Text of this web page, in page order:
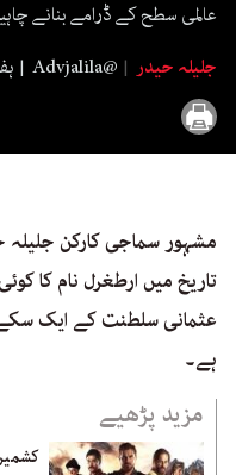
عالمی سطح کے ڈرامے بنانے
جلیلہ حیدر
Advjalila@ ہفتہ
مشہور سماجی کارکن جلیلہ
تاریخ میں ارطغرل نام کا
عثمانی سلطنت کے ایک سکے
ہے۔
مزید پڑھیے